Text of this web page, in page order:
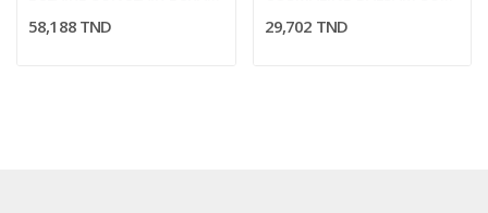
58,188 TND 29,702 TND